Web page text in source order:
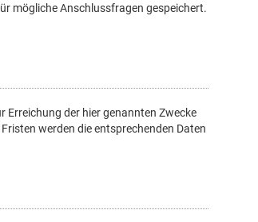
mögliche Anschlussfragen gespeichert.
Erreichung der hier genannten Zwecke
werden die entsprechenden Daten